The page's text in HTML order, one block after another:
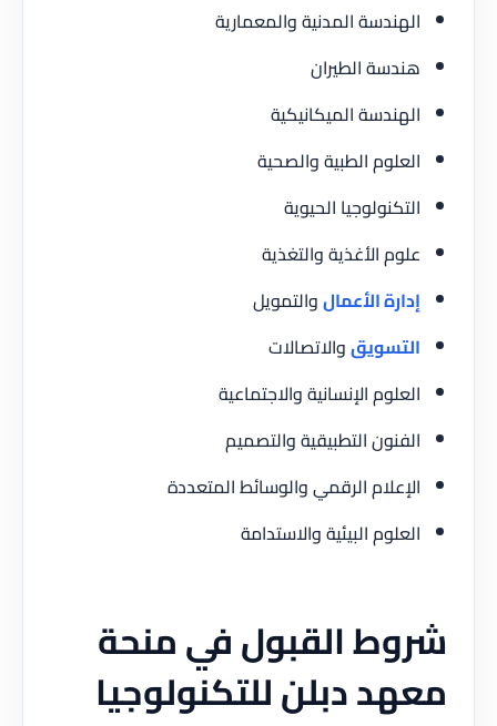
الهندسة المدنية والمعمارية
هندسة الطيران
الهندسة الميكانيكية
العلوم الطبية والصحية
التكنولوجيا الحيوية
علوم الأغذية والتغذية
إدارة الأعمالوالتمويل
التسويقوالاتصالات
العلوم الإنسانية والاجتماعية
الفنون التطبيقية والتصميم
الإعلام الرقمي والوسائط المتعددة
العلوم البيئية والاستدامة
شروط القبول في منحة
معهد دبلن للتكنولوجيا